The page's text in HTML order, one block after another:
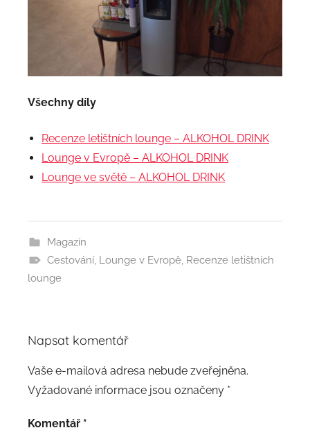
Všechny díly
Recenze letištních lounge – ALKOHOL DRINK
Lounge v Evropě – ALKOHOL DRINK
Lounge ve světě – ALKOHOL DRINK
Magazín
Cestování, Lounge v Evropě, Recenze letištních
lounge
Napsat komentář
Vaše e-mailová adresa nebude zveřejněna.
Vyžadované informace jsou označeny *
Komentář *